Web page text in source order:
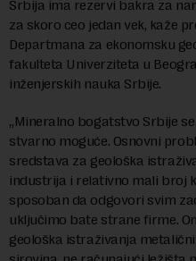
Srbija ima rezervi bakra za
za skoro ceo jedan vek, kaže
Departmana za ekonomsku
fakulteta Univerziteta u
inženjerskih nauka Srbije.
„Mineralno bogatstvo Srbije
stvarno moguće. Osnovni
sredstava za geološka
industrija i relativno mali broj
sposoban da odgovori svim
uključimo bate strane firme.
geološka istraživanja